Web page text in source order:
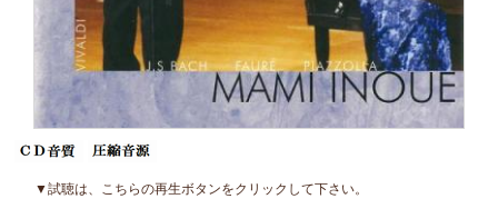
▼試聴は、こちらの再生ボタンをクリックして下さい。